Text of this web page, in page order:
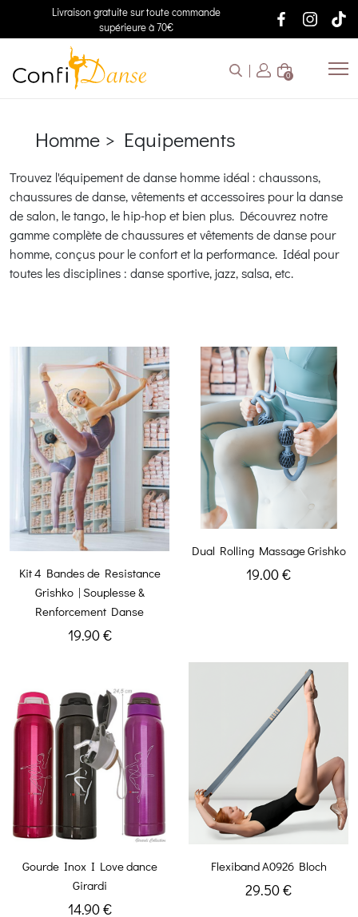
Livraison gratuite sur toute commande
supérieure à 70€
0
Homme > Equipements
Trouvez l'équipement de danse homme idéal : chaussons,
chaussures de danse, vêtements et accessoires pour la danse
de salon, le tango, le hip-hop et bien plus. Découvrez notre
gamme complète de chaussures et vêtements de danse pour
homme, conçus pour le confort et la performance. Idéal pour
toutes les disciplines : danse sportive, jazz, salsa, etc.
Kit 4 Bandes de Resistance
Grishko | Souplesse &
Renforcement Danse
19.90 €
Dual Rolling Massage Grishko
19.00 €
Gourde Inox I Love dance
Girardi
14.90 €
Flexiband A0926 Bloch
29.50 €